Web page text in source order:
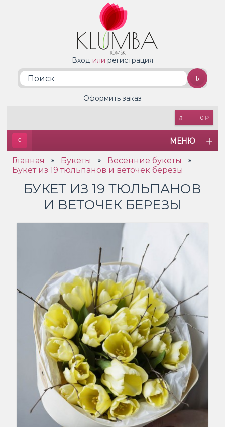
Вход или регистрация
0 ₽
Оформить заказ
МЕНЮ
Главная » Букеты » Весенние букеты »
Букет из 19 тюльпанов и веточек березы
БУКЕТ ИЗ 19 ТЮЛЬПАНОВ
И ВЕТОЧЕК БЕРЕЗЫ